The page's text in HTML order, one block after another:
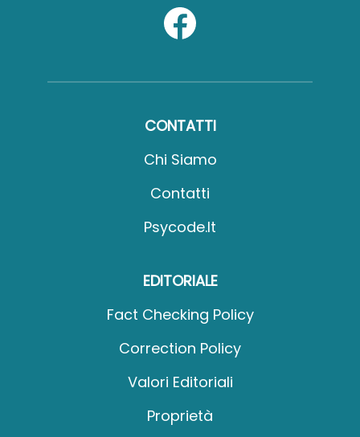
CONTATTI
Chi Siamo
Contatti
Psycode.it
EDITORIALE
Fact Checking Policy
Correction Policy
Valori Editoriali
Proprietà